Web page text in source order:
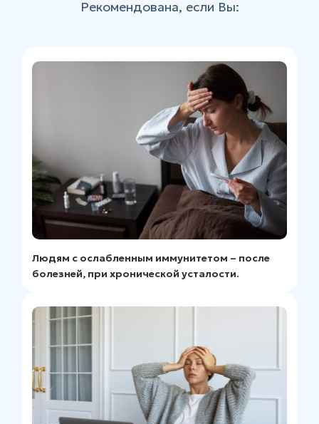
Рекомендована, если Вы:
Людям с ослабленным иммунитетом – после
болезней, при хронической усталости.